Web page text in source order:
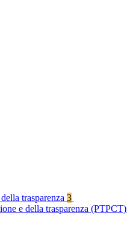
trasparenza 3
e della trasparenza (PTPCT)